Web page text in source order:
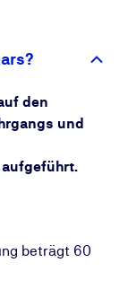
bleibt und
den
und
beträgt 60